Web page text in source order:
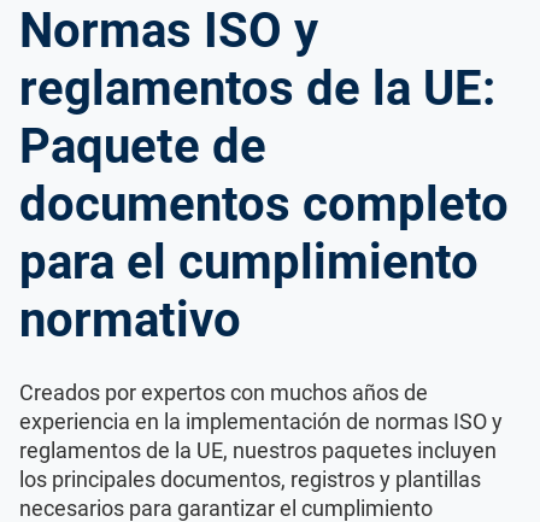
Normas ISO y
reglamentos de la UE:
Paquete de
documentos completo
para el cumplimiento
normativo
Creados por expertos con muchos años de
experiencia en la implementación de normas ISO y
reglamentos de la UE, nuestros paquetes incluyen
los principales documentos, registros y plantillas
necesarios para garantizar el cumplimiento